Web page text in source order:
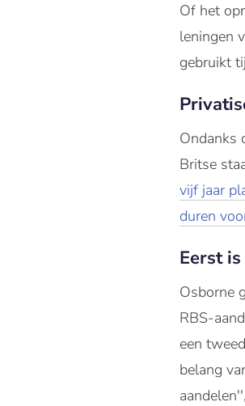
Of het
leningen
gebruikt
Ondanks
Britse
vijf jaar
duren
Eerst
Osborne
RBS-
een
belang